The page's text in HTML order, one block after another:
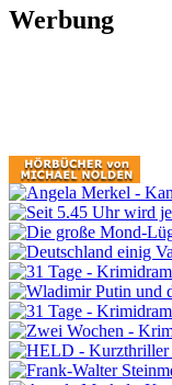
Werbung